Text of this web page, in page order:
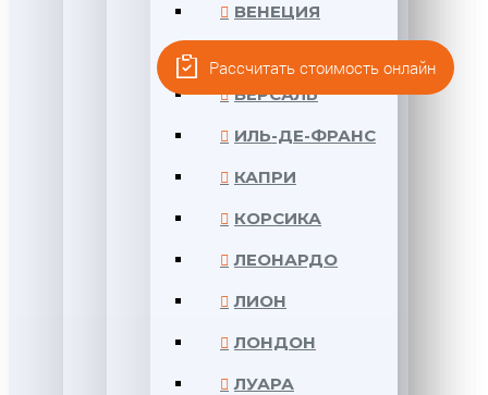
ВЕНЕЦИЯ
ВЕРСАЛЬ
ИЛЬ-ДЕ-ФРАНС
КАПРИ
КОРСИКА
ЛЕОНАРДО
ЛИОН
ЛОНДОН
ЛУАРА
Рассчитать стоимость онлайн